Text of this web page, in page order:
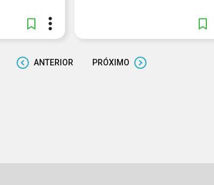
ANTERIOR PRÓXIMO